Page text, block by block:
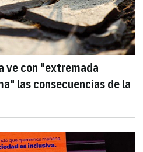
ve con "extremada
las consecuencias de la